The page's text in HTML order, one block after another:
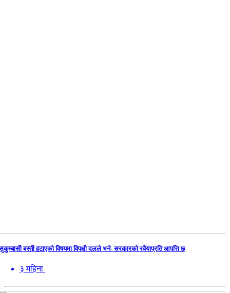
बस्ती हटाएको विषयमा विपक्षी दलले भने- सरकारको रवैयाप्रति आपत्ति छ
३ महिना